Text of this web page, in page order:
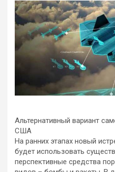
Альтернативный вариант
США
На ранних этапах новый
будет использовать
перспективные средства